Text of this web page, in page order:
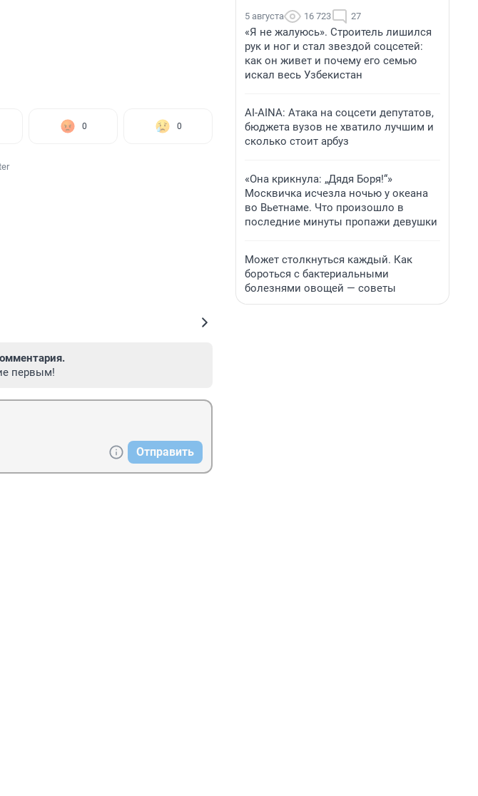
0 0
первым!
Отправить
5 августа 16 723 27
«Я не жалуюсь». Строитель лишился
рук и ног и стал звездой соцсетей:
как он живет и почему его семью
искал весь Узбекистан
AI-AINA: Атака на соцсети депутатов,
бюджета вузов не хватило лучшим и
сколько стоит арбуз
«Она крикнула: „Дядя Боря!“»
Москвичка исчезла ночью у океана
во Вьетнаме. Что произошло в
последние минуты пропажи девушки
Может столкнуться каждый. Как
бороться с бактериальными
болезнями овощей — советы